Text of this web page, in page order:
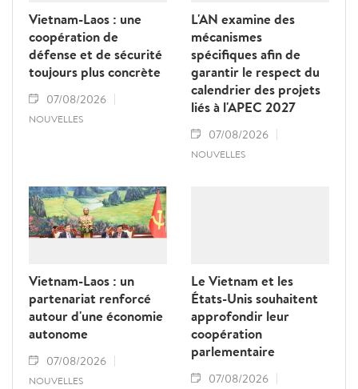
Vietnam-Laos : une
coopération de
défense et de sécurité
toujours plus concrète
07/08/2026
NOUVELLES
L'AN examine des
mécanismes
spécifiques afin de
garantir le respect du
calendrier des projets
liés à l'APEC 2027
07/08/2026
NOUVELLES
Vietnam-Laos : un
partenariat renforcé
autour d'une économie
autonome
07/08/2026
NOUVELLES
Le Vietnam et les
États-Unis souhaitent
approfondir leur
coopération
parlementaire
07/08/2026